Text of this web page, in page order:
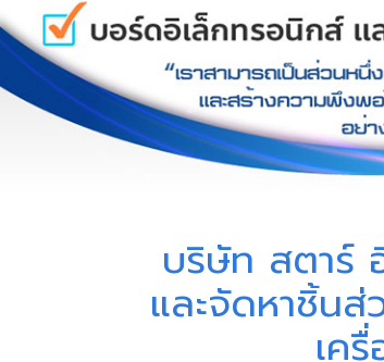
บริษัท สตาร์
และจัดหาชิ้น
เค